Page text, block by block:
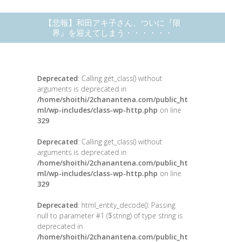
【悲報】和田アキ子さん、ついに『限
界』を迎えてしまう・・・・・・
Deprecated: Calling get_class() without
arguments is deprecated in
/home/shoithi/2chanantena.com/public_ht
ml/wp-includes/class-wp-http.php on line
329
Deprecated: Calling get_class() without
arguments is deprecated in
/home/shoithi/2chanantena.com/public_ht
ml/wp-includes/class-wp-http.php on line
329
Deprecated: html_entity_decode(): Passing
null to parameter #1 ($string) of type string is
deprecated in
/home/shoithi/2chanantena.com/public_ht